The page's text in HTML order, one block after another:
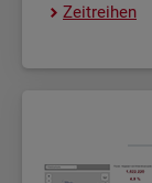
Zeit­rei­hen